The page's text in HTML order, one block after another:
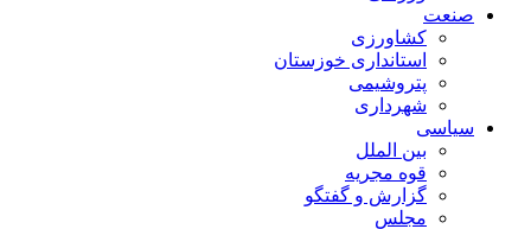
صنعت
کشاورزی
استانداری خوزستان
پتروشیمی
شهرداری
سیاسی
بین الملل
قوه مجریه
گزارش و گفتگو
مجلس